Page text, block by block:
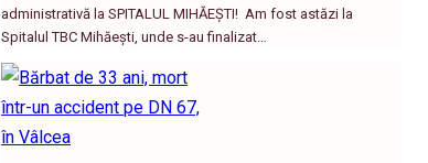
administrativă la SPITALUL MIHĂEȘTI! ​ Am fost astăzi la
Spitalul TBC Mihăești, unde s-au finalizat…